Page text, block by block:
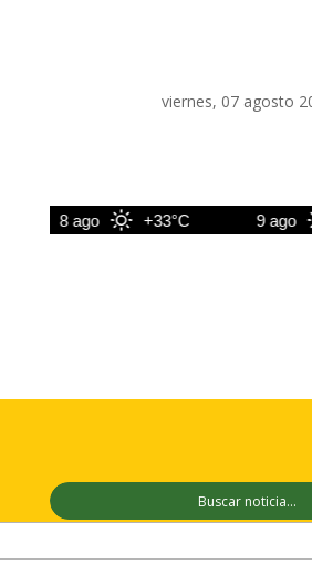
viernes, 07 agosto
8 ago +33°C 9 ago